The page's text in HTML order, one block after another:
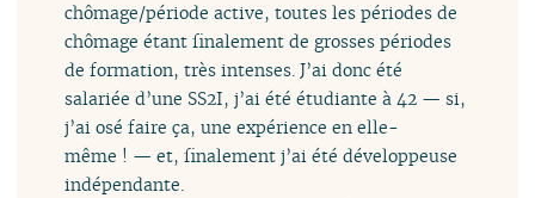
chômage/période active, toutes les périodes de
chômage étant finalement de grosses périodes
de formation, très intenses. J’ai donc été
salariée d’une SS2I, j’ai été étudiante à 42 — si,
j’ai osé faire ça, une expérience en elle-
même ! — et, finalement j’ai été développeuse
indépendante.